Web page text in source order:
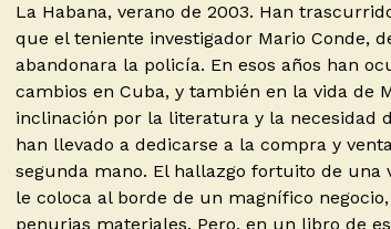
La Habana, verano de 2003. Han
que el teniente investigador Mario Conde,
abandonara la policía. En esos años han
cambios en Cuba, y también en la vida de
inclinación por la literatura y la necesidad
han llevado a dedicarse a la compra y
segunda mano. El hallazgo fortuito de una
le coloca al borde de un magnífico
penurias materiales. Pero, en un libro de